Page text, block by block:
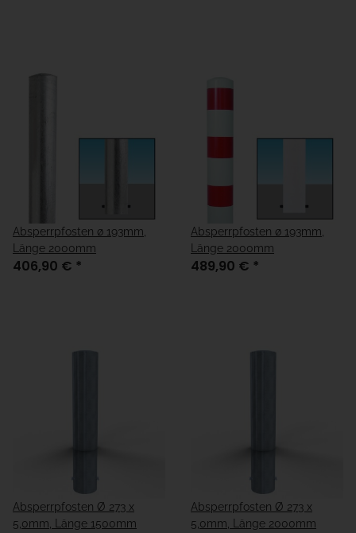
Absperrpfosten ø 193mm,
Länge 2000mm
406,90 € *
Absperrpfosten ø 193mm,
Länge 2000mm
489,90 € *
Absperrpfosten Ø 273 x
5,0mm, Länge 1500mm
Absperrpfosten Ø 273 x
5,0mm, Länge 2000mm